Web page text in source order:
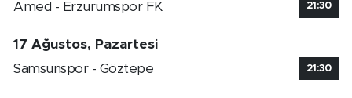
Amed - Erzurumspor FK 21:30
17 Ağustos, Pazartesi
Samsunspor - Göztepe
21:30